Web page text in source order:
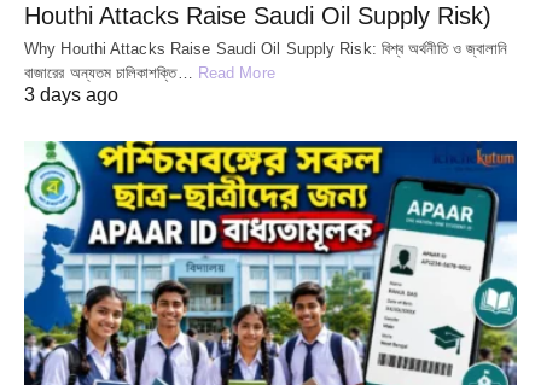
Houthi Attacks Raise Saudi Oil Supply Risk)
Why Houthi Attacks Raise Saudi Oil Supply Risk: বিশ্ব অর্থনীতি ও জ্বালানি
বাজারের অন্যতম চালিকাশক্তি…
Read More
3 days ago